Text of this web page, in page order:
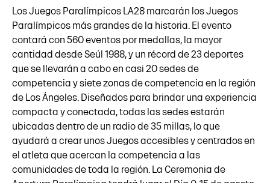
Los Juegos Paralímpicos LA28 marcarán los Juegos
Paralímpicos más grandes de la historia. El evento
contará con 560 eventos por medallas, la mayor
cantidad desde Seúl 1988, y un récord de 23 deportes
que se llevarán a cabo en casi 20 sedes de
competencia y siete zonas de competencia en la región
de Los Ángeles. Diseñados para brindar una experiencia
compacta y conectada, todas las sedes estarán
ubicadas dentro de un radio de 35 millas, lo que
ayudará a crear unos Juegos accesibles y centrados en
el atleta que acercan la competencia a las
comunidades de toda la región. La Ceremonia de